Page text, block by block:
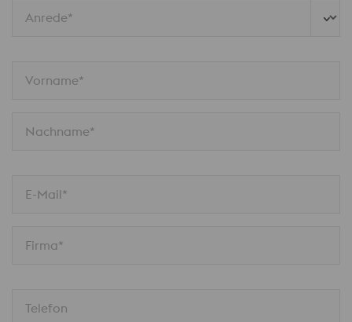
Anrede*
Vorname*
Nachname*
E-Mail*
Firma*
Telefon